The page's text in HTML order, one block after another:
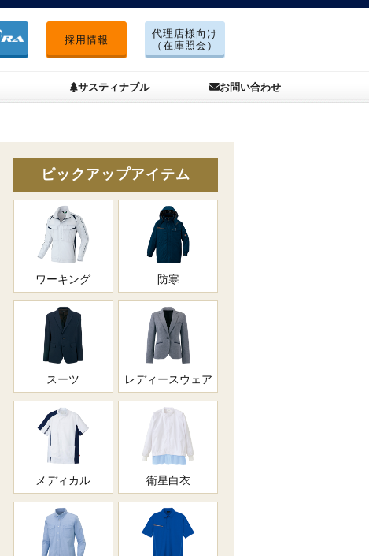
採用情報
代理店様向け
（在庫照会）
サスティナブル お問い合わせ
ピックアップアイテム
ワーキング 防寒
スーツ レディースウェア
メディカル 衛星白衣